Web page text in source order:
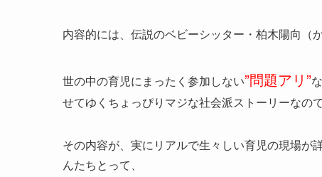
内容的には、伝説のベビーシッター・柏木陽向（
世の中の育児にまったく参加しない”問題アリ”
せてゆくちょっぴりマジな社会派ストーリーなの
その内容が、実にリアルで生々しい育児の現場が
んたちとって、